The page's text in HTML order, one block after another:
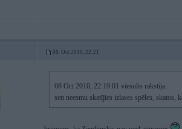
08. Oct 2010, 22:21
08 Oct 2010, 22:19:01 viesulis rakstīja:
sen neesmu skatījies izlases spēles,